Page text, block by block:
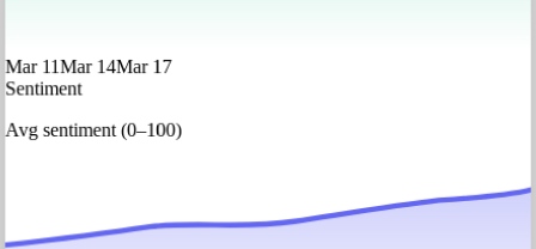
Mar 11Mar 14Mar 17
Sentiment
Avg sentiment (0–100)